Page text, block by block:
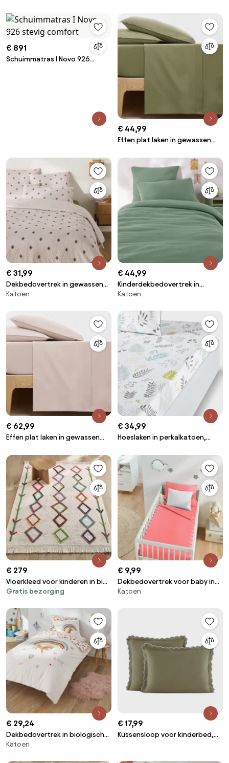
€ 891
Schuimmatras I Novo 926
€ 44,99
Effen plat laken in gewassen
€ 31,99
Dekbedovertrek in gewassen
katoen, Avara
Katoen
€ 44,99
Kinderdekbedovertrek in
gaas/gewassen katoen, Kumco
Katoen
€ 62,99
Effen plat laken in gewassen
€ 34,99
Hoeslaken in perkalkatoen,
€ 279
Vloerkleed voor kinderen in bio
katoen, Berberstijl, Dybala
Gratis bezorging
€ 9,99
Dekbedovertrek voor baby in
katoen, Scenario
Katoen
€ 29,24
Dekbedovertrek in biologisch
katoen, Licorne
Katoen
€ 17,99
Kussensloop voor kinderbed,